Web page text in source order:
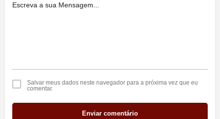
Salvar meus dados neste navegador para a próxima vez que eu
comentar.
Enviar comentário